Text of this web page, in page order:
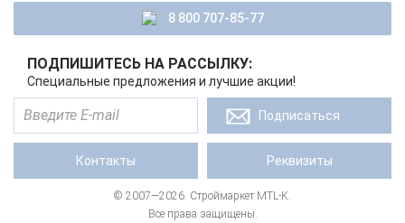
8 800 707-85-77
ПОДПИШИТЕСЬ НА РАССЫЛКУ:
Специальные предложения и лучшие акции!
Подписаться
Контакты Реквизиты
© 2007—2026. Строймаркет MTL-K.
Все права защищены.